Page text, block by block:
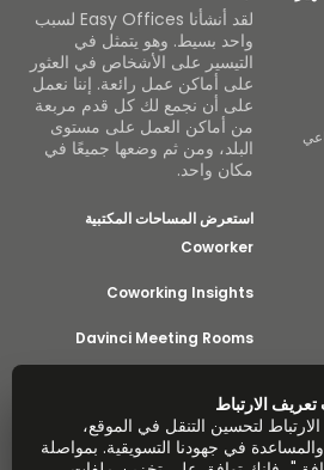
لقد أنشأنا Easy Offices لسبب
واحد بسيط. وهو يتمثل في
التيسير على الأشخاص في العثور
على أماكن عمل رائعة. إننا نعمل
على أن نجمع لك كل قدم مربعة
من أماكن العمل على مستوى
البلد، ومن ثم وضعها جميعًا في
مكان واحد.
استعرض المساحات المكتبية
Coworker
Coworking Insights
Davinci Meeting Rooms
الارتباط
لتحسين التنقل في الموقع،
في جهودنا التسويقية. بمواصلة